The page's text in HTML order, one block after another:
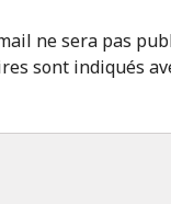
ne sera pas
sont indiqués